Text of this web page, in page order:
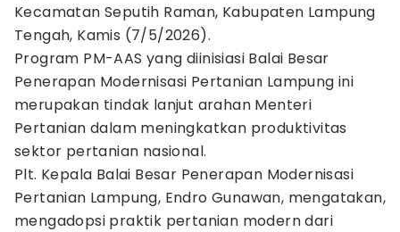
Kecamatan Seputih Raman, Kabupaten Lampung
Tengah, Kamis (7/5/2026).
Program PM-AAS yang diinisiasi Balai Besar
Penerapan Modernisasi Pertanian Lampung ini
merupakan tindak lanjut arahan Menteri
Pertanian dalam meningkatkan produktivitas
sektor pertanian nasional.
Plt. Kepala Balai Besar Penerapan Modernisasi
Pertanian Lampung, Endro Gunawan, mengatakan,
mengadopsi praktik pertanian modern dari